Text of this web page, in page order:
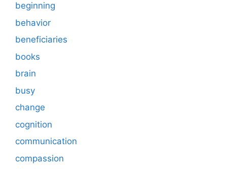
beginning
behavior
beneficiaries
books
brain
busy
change
cognition
communication
compassion